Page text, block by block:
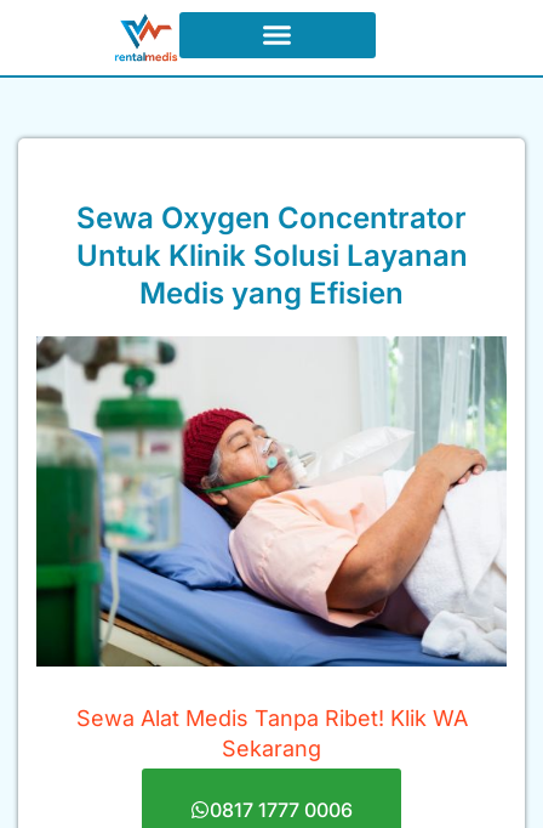
Sewa Oxygen Concentrator
Untuk Klinik Solusi Layanan
Medis yang Efisien
Sewa Alat Medis Tanpa Ribet! Klik WA
Sekarang
0817 1777 0006